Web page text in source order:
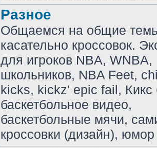
Разное
Общаемся на общие
касательно кроссовок.
для игроков NBA, WNBA,
школьников, NBA Feet,
kicks, kickz' epic fail, Кикс
баскетбольное видео,
баскетбольные мячи,
кроссовки (дизайн),